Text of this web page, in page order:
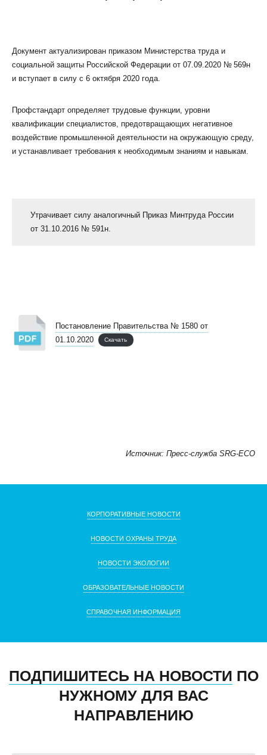
КЛИЕНТСКИЙ СЕРВИС
УСЛОВИЯ ИСПОЛЬЗОВАНИЯ ФАЙЛОВ COOKIE
ПОЛЬЗОВАТЕЛЬСКОЕ СОГЛАШЕНИЕ
Документ актуализирован приказом Министерства труда и
социальной защиты Российской Федерации от 07.09.2020 № 569н
и вступает в силу с 6 октября 2020 года.
Профстандарт определяет трудовые функции, уровни
квалификации специалистов, предотвращающих негативное
воздействие промышленной деятельности на окружающую среду,
и устанавливает требования к необходимым знаниям и навыкам.
Утрачивает силу аналогичный Приказ Минтруда России
от 31.10.2016 № 591н.
Постановление Правительства № 1580 от
01.10.2020
Скачать
Источник: Пресс-служба SRG-ECO
КОРПОРАТИВНЫЕ НОВОСТИ
НОВОСТИ ОХРАНЫ ТРУДА
НОВОСТИ ЭКОЛОГИИ
ОБРАЗОВАТЕЛЬНЫЕ НОВОСТИ
СПРАВОЧНАЯ ИНФОРМАЦИЯ
ПОДПИШИТЕСЬ НА НОВОСТИ ПО
НУЖНОМУ ДЛЯ ВАС
НАПРАВЛЕНИЮ